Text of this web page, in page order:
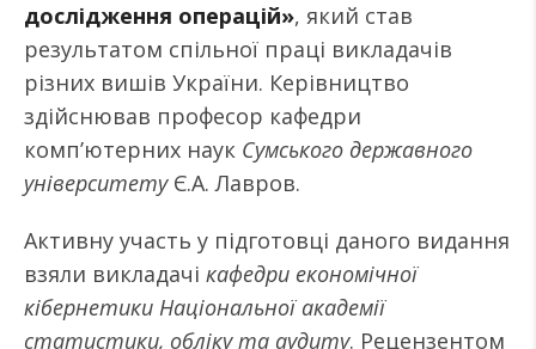
дослідження операцій», який став
результатом спільної праці викладачів
різних вишів України. Керівництво
здійснював професор кафедри
комп’ютерних наук Сумського державного
університетуЄ.А. Лавров.
Активну участь у підготовці даного видання
взяли викладачі кафедри економічної
кібернетики Національної академії
статистики, обліку та аудиту. Рецензентом